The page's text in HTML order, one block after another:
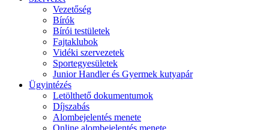
Vezetőség
Bírók
Bírói testületek
Fajtaklubok
Vidéki szervezetek
Sportegyesületek
Junior Handler és Gyermek kutyapár
Ügyintézés
Letölthető dokumentumok
Díjszabás
Alombejelentés menete
Online alombejelentés menete